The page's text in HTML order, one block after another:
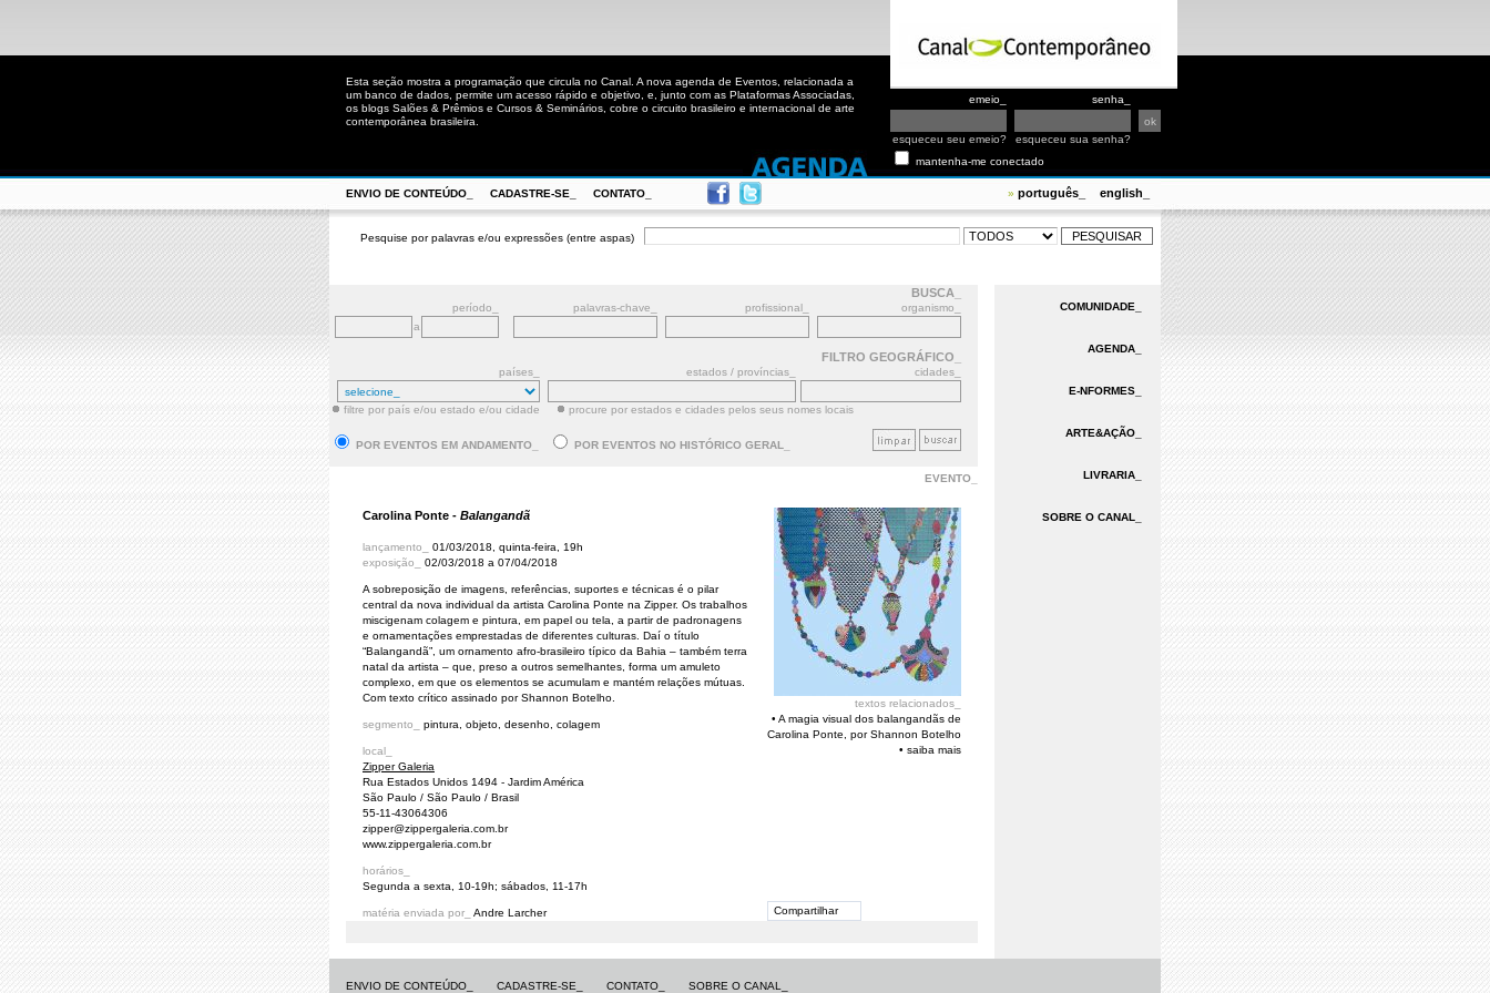
Esta seção mostra a programação que circula no Canal. A nova agenda de Eventos, relacionada a
um banco de dados, permite um acesso rápido e objetivo, e, junto com as Plataformas Associadas,
os blogs Salões & Prêmios e Cursos & Seminários, cobre o circuito brasileiro e internacional de arte
contemporânea brasileira.
emeio_ senha_
esqueceu seu emeio?
esqueceu sua senha?
mantenha-me conectado
ENVIO DE CONTEÚDO_ CADASTRE-SE_ CONTATO_ » português_ english_
Pesquise por palavras e/ou expressões (entre aspas)
BUSCA_
período_ palavras-chave_ profissional_
organismo_
a
FILTRO GEOGRÁFICO_
países_ estados / províncias_ cidades_
filtre por país e/ou estado e/ou cidade procure por estados e cidades pelos seus nomes locais
POR EVENTOS EM ANDAMENTO_ POR EVENTOS NO HISTÓRICO GERAL_
EVENTO_
Carolina Ponte - Balangandã
lançamento_ 01/03/2018, quinta-feira, 19h
exposição_ 02/03/2018 a 07/04/2018
A sobreposição de imagens, referências, suportes e técnicas é o pilar
central da nova individual da artista Carolina Ponte na Zipper. Os trabalhos
miscigenam colagem e pintura, em papel ou tela, a partir de padronagens
e ornamentações emprestadas de diferentes culturas. Daí o título
“Balangandã”, um ornamento afro-brasileiro típico da Bahia – também terra
natal da artista – que, preso a outros semelhantes, forma um amuleto
complexo, em que os elementos se acumulam e mantém relações mútuas.
Com texto crítico assinado por Shannon Botelho.
segmento_ pintura, objeto, desenho, colagem
local_
Zipper Galeria
Rua Estados Unidos 1494 - Jardim América
São Paulo / São Paulo / Brasil
55-11-43064306
zipper@zippergaleria.com.br
www.zippergaleria.com.br
horários_
Segunda a sexta, 10-19h; sábados, 11-17h
matéria enviada por_ Andre Larcher
textos relacionados_
• A magia visual dos balangandãs de
Carolina Ponte, por Shannon Botelho
• saiba mais
Compartilhar
COMUNIDADE_
AGENDA_
E-NFORMES_
ARTE&AÇÃO_
LIVRARIA_
SOBRE O CANAL_
ENVIO DE CONTEÚDO_ CADASTRE-SE_ CONTATO_ SOBRE O CANAL_